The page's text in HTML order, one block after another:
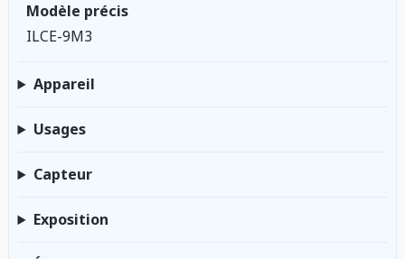
Modèle précis
ILCE-9M3
Appareil
Usages
Capteur
Exposition